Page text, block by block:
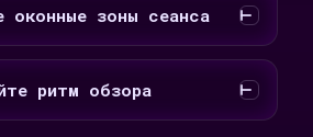
оконные зоны сеанса
ритм обзора